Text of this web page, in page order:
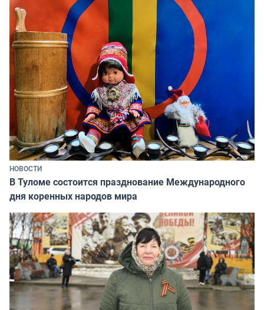
НОВОСТИ
В Туломе состоится празднование Международного
дня коренных народов мира